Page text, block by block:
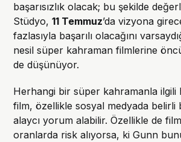
başarısızlık olacak; bu şekilde
Stüdyo,11 Temmuz’da vizyona
fazlasıyla başarılı olacağını
nesil süper kahraman filmlerine
de düşünüyor.
Herhangi bir süper kahramanla ilgili
film, özellikle sosyal medyada belirli
alaycı yorum alabilir. Özellikle de film
oranlarda risk alıyorsa, ki Gunn